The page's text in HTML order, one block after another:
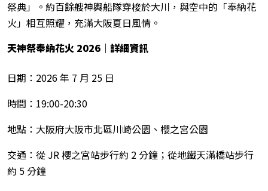
祭典」。約百餘艘神輿船隊穿梭於大川，與空中的「奉納花
火」相互照耀，充滿大阪夏日風情。
天神祭奉納花火 2026 ｜詳細資訊
日期：2026 年 7 月 25 日
時間：19:00-20:30
地點：大阪府大阪市北區川崎公園、櫻之宮公園
交通：從 JR 櫻之宮站步行約 2 分鐘；從地鐵天滿橋站步行
約 5 分鐘